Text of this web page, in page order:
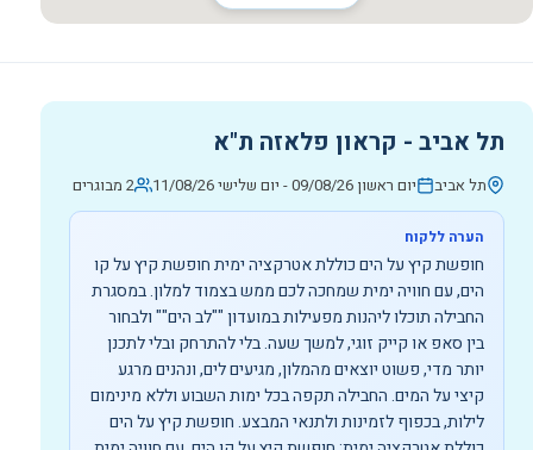
תל אביב - קראון פלאזה ת"א
תל אביב יום ראשון 09/08/26 - יום שלישי 11/08/26 2 מבוגרים
הערה ללקוח
חופשת קיץ על הים כוללת אטרקציה ימית חופשת קיץ על קו
הים, עם חוויה ימית שמחכה לכם ממש בצמוד למלון. במסגרת
החבילה תוכלו ליהנות מפעילות במועדון ""לב הים"" ולבחור
בין סאפ או קייק זוגי, למשך שעה. בלי להתרחק ובלי לתכנן
יותר מדי, פשוט יוצאים מהמלון, מגיעים לים, ונהנים מרגע
קיצי על המים. החבילה תקפה בכל ימות השבוע וללא מינימום
לילות, בכפוף לזמינות ולתנאי המבצע. חופשת קיץ על הים